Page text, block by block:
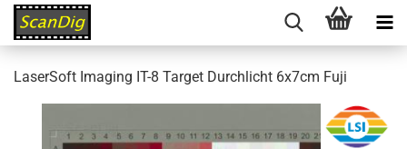
LaserSoft Imaging IT-8 Target Durchlicht 6x7cm Fuji